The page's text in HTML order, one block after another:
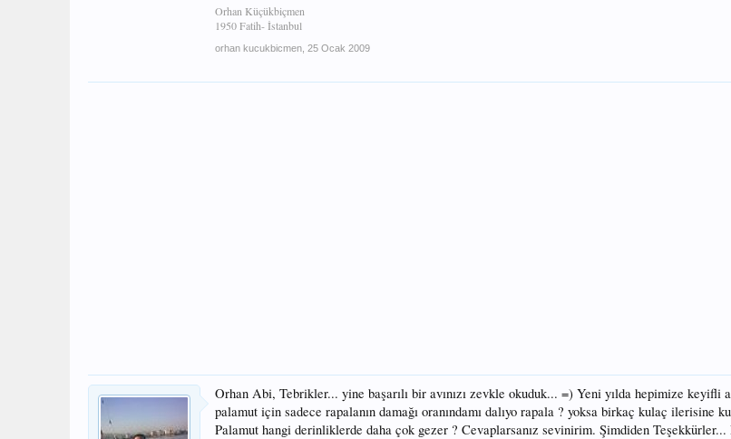
Orhan Küçükbiçmen
1950 Fatih- İstanbul
orhan kucukbicmen 25 Ocak 2009
Orhan Abi, Tebrikler... yine başarılı bir avınızı zevkle okuduk... =) Yeni yılda hepimize keyifli
palamut için sadece rapalanın damağı oranındamı dalıyo rapala ? yoksa birkaç kulaç ilerisine
Palamut hangi derinliklerde daha çok gezer ? Cevaplarsanız sevinirim. Şimdiden Teşekkürler...